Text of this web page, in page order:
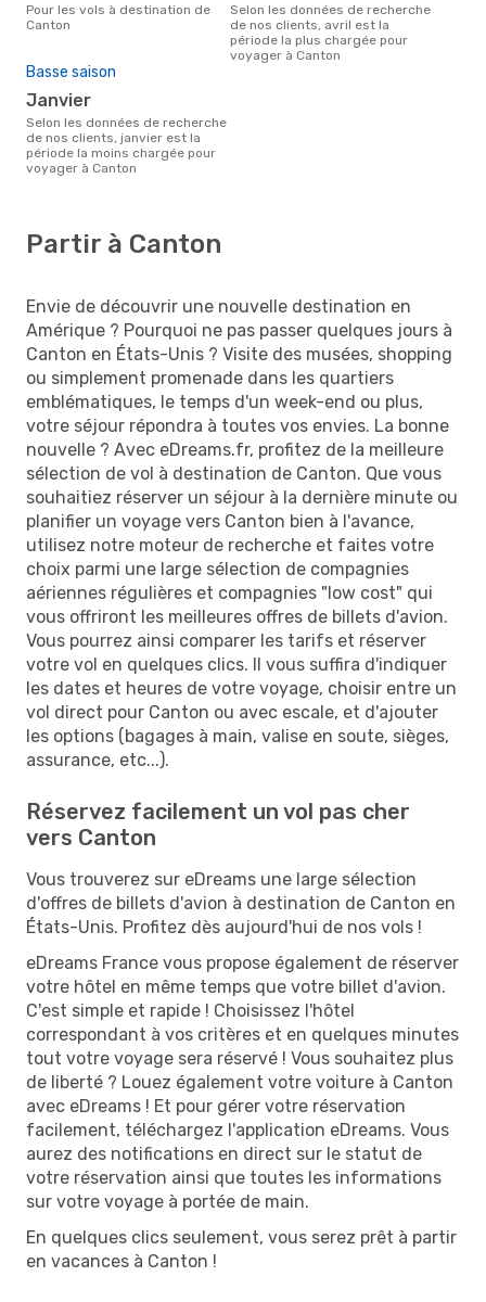
Pour les vols à destination de
Canton
Selon les données de recherche
de nos clients, avril est la
période la plus chargée pour
voyager à Canton
Basse saison
janvier
Selon les données de recherche
de nos clients, janvier est la
période la moins chargée pour
voyager à Canton
Partir à Canton
Envie de découvrir une nouvelle destination en
Amérique ? Pourquoi ne pas passer quelques jours à
Canton en États-Unis ? Visite des musées, shopping
ou simplement promenade dans les quartiers
emblématiques, le temps d'un week-end ou plus,
votre séjour répondra à toutes vos envies. La bonne
nouvelle ? Avec eDreams.fr, profitez de la meilleure
sélection de vol à destination de Canton. Que vous
souhaitiez réserver un séjour à la dernière minute ou
planifier un voyage vers Canton bien à l'avance,
utilisez notre moteur de recherche et faites votre
choix parmi une large sélection de compagnies
aériennes régulières et compagnies "low cost" qui
vous offriront les meilleures offres de billets d'avion.
Vous pourrez ainsi comparer les tarifs et réserver
votre vol en quelques clics. Il vous suffira d'indiquer
les dates et heures de votre voyage, choisir entre un
vol direct pour Canton ou avec escale, et d'ajouter
les options (bagages à main, valise en soute, sièges,
assurance, etc...).
Réservez facilement un vol pas cher
vers Canton
Vous trouverez sur eDreams une large sélection
d'offres de billets d'avion à destination de Canton en
États-Unis. Profitez dès aujourd'hui de nos vols !
eDreams France vous propose également de réserver
votre hôtel en même temps que votre billet d'avion.
C'est simple et rapide ! Choisissez l'hôtel
correspondant à vos critères et en quelques minutes
tout votre voyage sera réservé ! Vous souhaitez plus
de liberté ? Louez également votre voiture à Canton
avec eDreams ! Et pour gérer votre réservation
facilement, téléchargez l'application eDreams. Vous
aurez des notifications en direct sur le statut de
votre réservation ainsi que toutes les informations
sur votre voyage à portée de main.
En quelques clics seulement, vous serez prêt à partir
en vacances à Canton !